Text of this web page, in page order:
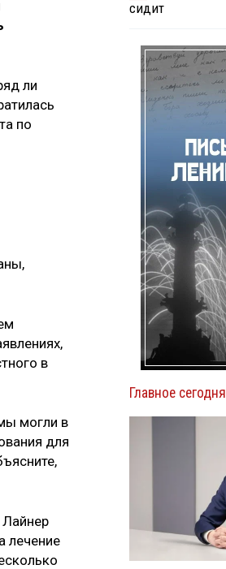
ли
по
в
могли в
для
лечение
сидит
Главное сегодня